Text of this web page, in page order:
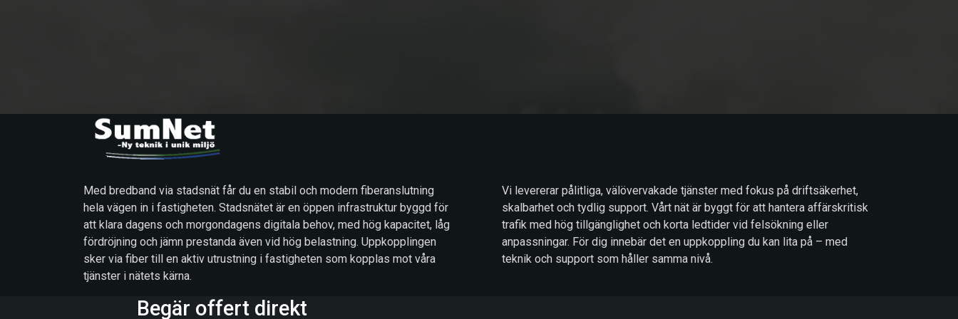
Med bredband via stadsnät får du en stabil och modern fiberanslutning
hela vägen in i fastigheten. Stadsnätet är en öppen infrastruktur byggd för
att klara dagens och morgondagens digitala behov, med hög kapacitet, låg
fördröjning och jämn prestanda även vid hög belastning. Uppkopplingen
sker via fiber till en aktiv utrustning i fastigheten som kopplas mot våra
tjänster i nätets kärna.
Vi levererar pålitliga, välövervakade tjänster med fokus på driftsäkerhet,
skalbarhet och tydlig support. Vårt nät är byggt för att hantera affärskritisk
trafik med hög tillgänglighet och korta ledtider vid felsökning eller
anpassningar. För dig innebär det en uppkoppling du kan lita på – med
teknik och support som håller samma nivå.
Begär offert direkt